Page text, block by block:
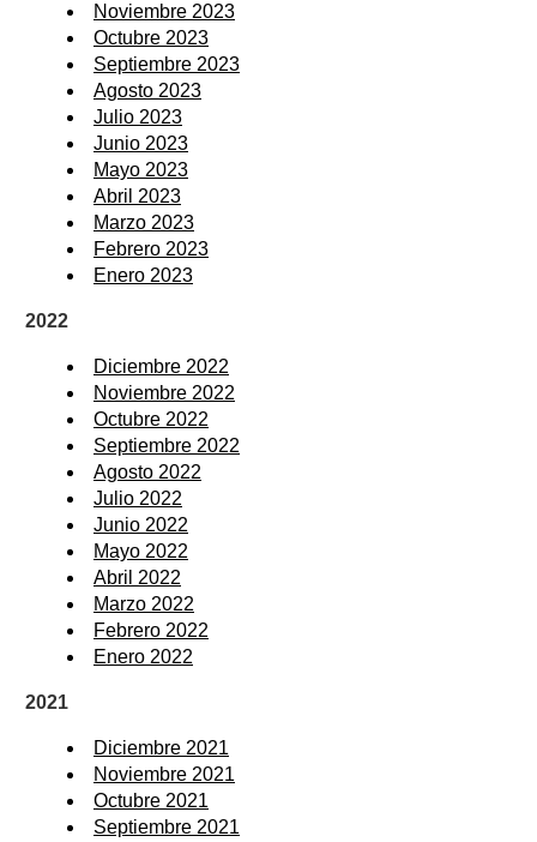
Noviembre 2023
Octubre 2023
Septiembre 2023
Agosto 2023
Julio 2023
Junio 2023
Mayo 2023
Abril 2023
Marzo 2023
Febrero 2023
Enero 2023
2022
Diciembre 2022
Noviembre 2022
Octubre 2022
Septiembre 2022
Agosto 2022
Julio 2022
Junio 2022
Mayo 2022
Abril 2022
Marzo 2022
Febrero 2022
Enero 2022
2021
Diciembre 2021
Noviembre 2021
Octubre 2021
Septiembre 2021